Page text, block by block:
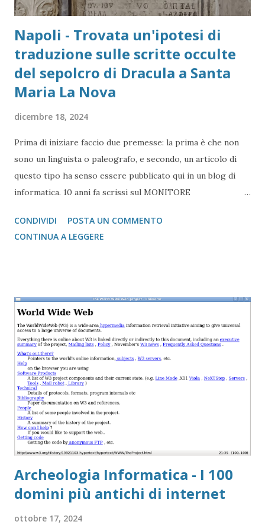
Napoli - Trovata un'ipotesi di
traduzione sulle scritte occulte
del sepolcro di Dracula a Santa
Maria La Nova
dicembre 18, 2024
Prima di iniziare faccio due premesse: la prima è che non
sono un linguista o paleografo, e secondo, un articolo di
questo tipo ha senso essere pubblicato qui in un blog di
informatica. 10 anni fa scrissi sul MONITORE
presunta Tomba di Dracula, Vlad III Tepes, l'Impalatore,
invece di essere sepolto in Romania (tra Bucarest e
epigrafe (che ho messo in photo story) una possibile prova
di veridicità. Il presunto sepolcro di Dracula, in prima
battuta, doveva essere sistemato all'interno del Cappellone
di San Giacomo della Marca dentro la chiesa di Santa Maria
la Nova, poi, dovrebbe essere stato spostato verso
l'esterno, nel chiostro dove si trova attualmente. Nella
cappella dentro la chiesa, esiste ancora oggi una epigrafe
(quella in photo) che reca...
CONDIVIDI
POSTA UN COMMENTO
CONTINUA A LEGGERE
Archeologia Informatica - I 100
domini più antichi di internet
ottobre 17, 2024